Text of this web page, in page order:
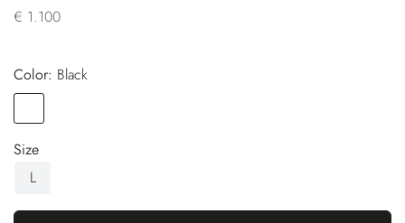
€ 1.100
Color:
black
Size
L